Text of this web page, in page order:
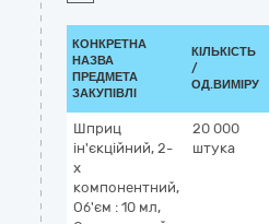
КОНКРЕТНА
НАЗВА
ПРЕДМЕТА
ЗАКУПІВЛІ
КІЛЬКІСТЬ
/
ОД.ВИМІРУ
Шприц
ін'єкційний, 2-
х
компонентний,
Об'єм : 10 мл,
20 000
штука